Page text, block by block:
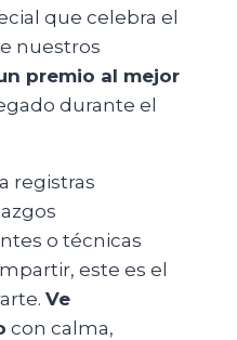
que celebra el
nuestros
premio al mejor
durante el
registras
o técnicas
este es el
Ve
con calma,